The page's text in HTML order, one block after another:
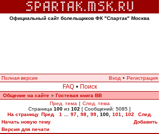
Официальный сайт болельщиков ФК "Спартак" Москва
Полная версия Вход • Регистрация
FAQ • Поиск
Общение на сайте » Гостевая книга ВВ
Пред. тема | След. тема
Страница 100 из 102 [ Сообщений: 5085 ]
На страницу Пред. 1 97 98 99 100, 101 102
След.
Начать новую тему
Добавить
Версия для печати